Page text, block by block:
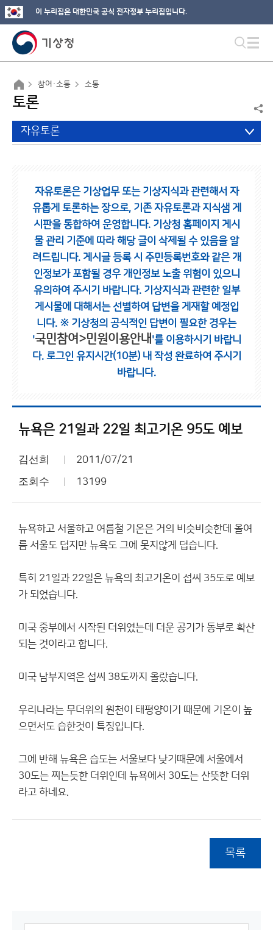
이 누리집은 대한민국 공식 전자정부 누리집입니다.
참여·소통 소통
토론
자유토론
자유토론은 기상업무 또는 기상지식과 관련해서 자
유롭게 토론하는 장으로, 기존 자유토론과 지식샘 게
시판을 통합하여 운영합니다. 기상청 홈페이지 게시
물 관리 기준에 따라 해당 글이 삭제될 수 있음을 알
려드립니다. 게시글 등록 시 주민등록번호와 같은 개
인정보가 포함될 경우 개인정보 노출 위험이 있으니
유의하여 주시기 바랍니다. 기상지식과 관련한 일부
게시물에 대해서는 선별하여 답변을 게재할 예정입
니다. ※ 기상청의 공식적인 답변이 필요한 경우는
'국민참여>민원이용안내 '를 이용하시기 바랍니
다. 로그인 유지시간(10분) 내 작성 완료하여 주시기
바랍니다.
뉴욕은 21일과 22일 최고기온 95도 예보
김선희 2011/07/21
조회수 13199
뉴욕하고 서울하고 여름철 기온은 거의 비슷비슷한데 올여
름 서울도 덥지만 뉴욕도 그에 못지않게 덥습니다.
특히 21일과 22일은 뉴욕의 최고기온이 섭씨 35도로 예보
가 되었습니다.
미국 중부에서 시작된 더위였는데 더운 공기가 동부로 확산
되는 것이라고 합니다.
미국 남부지역은 섭씨 38도까지 올랐습니다.
우리나라는 무더위의 원천이 태평양이기 때문에 기온이 높
으면서도 습한것이 특징입니다.
그에 반해 뉴욕은 습도는 서울보다 낮기때문에 서울에서
30도는 찌는듯한 더위인데 뉴욕에서 30도는 산뜻한 더위
라고 하네요.
목록